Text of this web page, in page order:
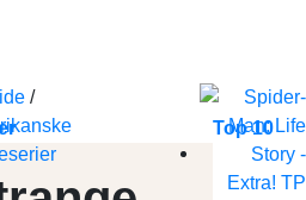
Top 10
/